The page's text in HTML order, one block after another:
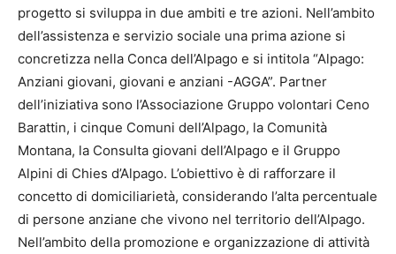
progetto si sviluppa in due ambiti e tre azioni. Nell’ambito
dell’assistenza e servizio sociale una prima azione si
concretizza nella Conca dell’Alpago e si intitola “Alpago:
Anziani giovani, giovani e anziani -AGGA”. Partner
dell’iniziativa sono l’Associazione Gruppo volontari Ceno
Barattin, i cinque Comuni dell’Alpago, la Comunità
Montana, la Consulta giovani dell’Alpago e il Gruppo
Alpini di Chies d’Alpago. L’obiettivo è di rafforzare il
concetto di domiciliarietà, considerando l’alta percentuale
di persone anziane che vivono nel territorio dell’Alpago.
Nell’ambito della promozione e organizzazione di attività